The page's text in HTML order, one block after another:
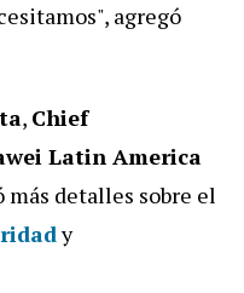
agregó
, Chief
Latin America
más detalles sobre el
y